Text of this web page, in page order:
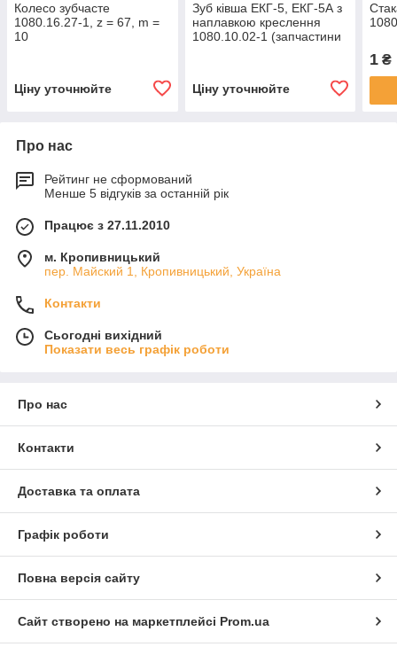
Колесо зубчасте
1080.16.27-1, z = 67, m =
10
Ціну уточнюйте
Зуб ківша ЕКГ-5, ЕКГ-5А з
наплавкою креслення
1080.10.02-1 (запчастини
Ціну уточнюйте
1 ₴
Про нас
Рейтинг не сформований
Менше 5 відгуків за останній рік
Працює з 27.11.2010
м. Кропивницький
пер. Майский 1, Кропивницький, Україна
Контакти
Сьогодні вихідний
Показати весь графік роботи
Про нас
Контакти
Доставка та оплата
Графік роботи
Повна версія сайту
Сайт створено на маркетплейсі Prom.ua